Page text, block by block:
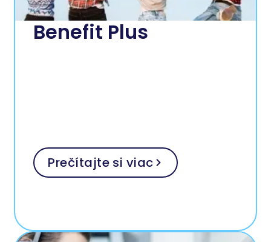
Benefit Plus
Prečítajte si viac